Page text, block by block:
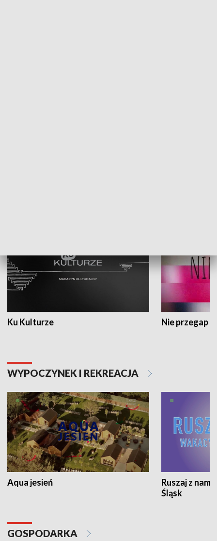
Ku Kulturze Nie przegap
WYPOCZYNEK I REKREACJA
Aqua jesień
Ruszaj z
Śląsk
GOSPODARKA